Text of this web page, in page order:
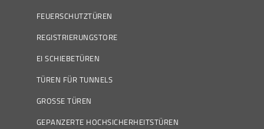
FEUERSCHUTZTÜREN
REGISTRIERUNGSTORE
EI SCHIEBETÜREN
TÜREN FÜR TUNNELS
GROSSE TÜREN
GEPANZERTE HOCHSICHERHEITSTÜREN